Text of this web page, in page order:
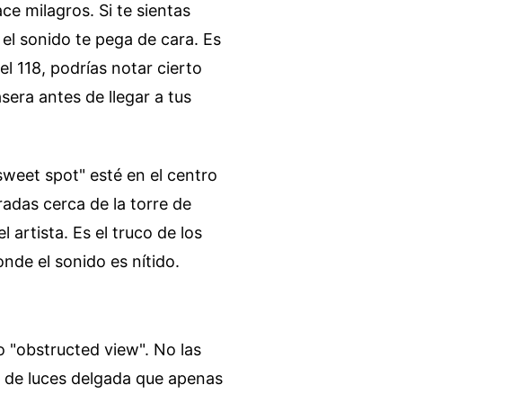
milagros. Si te sientas
sonido te pega de cara. Es
118, podrías notar cierto
antes de llegar a tus
spot" esté en el centro
cerca de la torre de
artista. Es el truco de los
el sonido es nítido.
"obstructed view". No las
luces delgada que apenas